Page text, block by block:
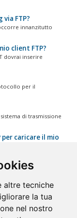
altre tecniche
la tua
nel nostro
FTP?
innanzitutto
client FTP?
dovrai inserire
per il
di trasmissione
caricare il mio
Trovi una selezione di